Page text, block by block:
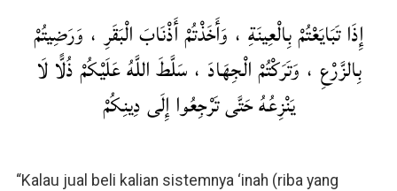
إِذَا تَبَايَعْتُمْ بِالْعِينَةِ ، وَأَخَذْتُمْ أَذْنَابَ الْبَقَرِ ، وَرَضِيتُمْ
بِالزَّرْعِ ، وَتَرَكْتُمْ الْجِهَادَ ، سَلَّطَ اللَّهُ عَلَيْكُمْ ذُلًّا لَا
يَنْزِعُهُ حَتَّى تَرْجِعُوا إِلَى دِينِكُمْ
“Kalau jual beli kalian sistemnya ‘inah (riba yang